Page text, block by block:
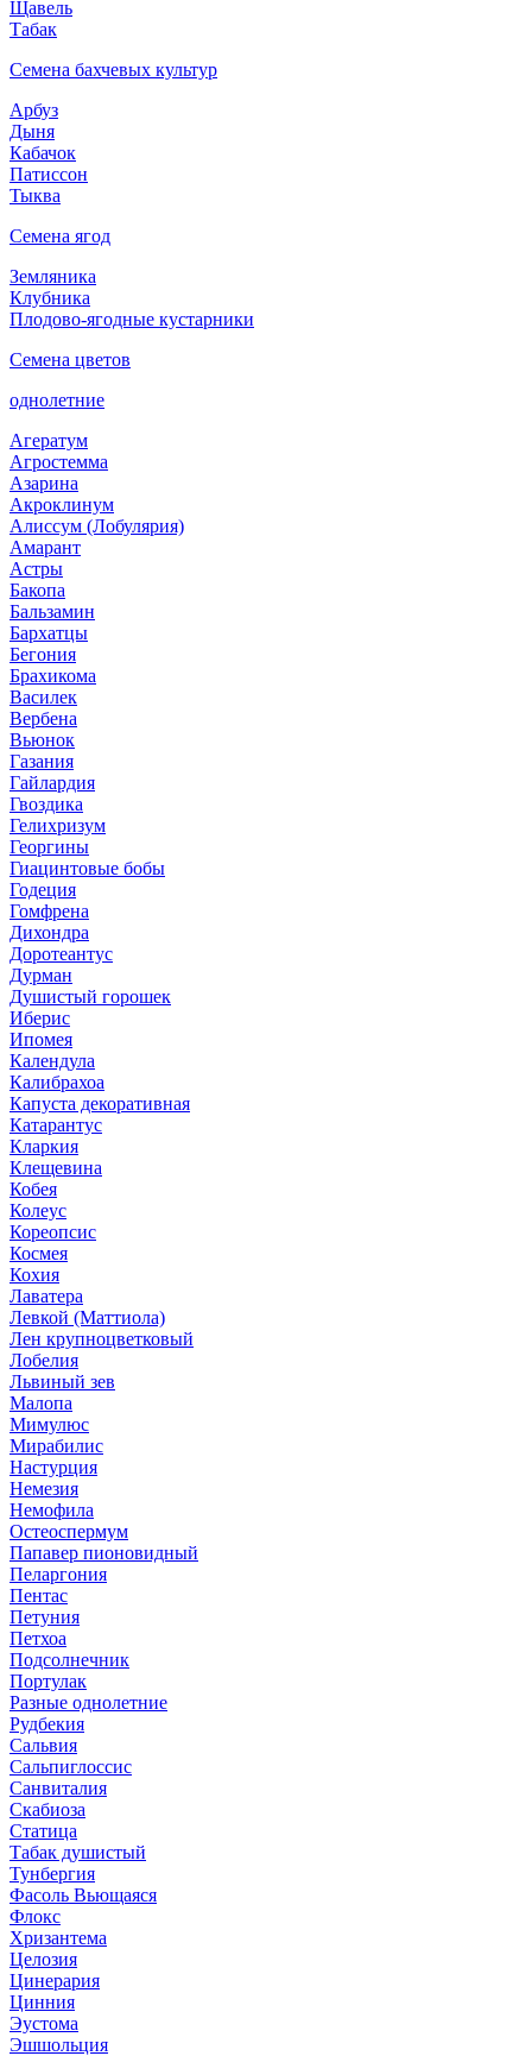
Щавель
Табак
Семена бахчевых культур
Арбуз
Дыня
Кабачок
Патиссон
Тыква
Семена ягод
Земляника
Клубника
Плодово-ягодные кустарники
Семена цветов
однолетние
Агератум
Агростемма
Азарина
Акроклинум
Алиссум (Лобулярия)
Амарант
Астры
Бакопа
Бальзамин
Бархатцы
Бегония
Брахикома
Василек
Вербена
Вьюнок
Газания
Гайлардия
Гвоздика
Гелихризум
Георгины
Гиацинтовые бобы
Годеция
Гомфрена
Дихондра
Доротеантус
Дурман
Душистый горошек
Иберис
Ипомея
Календула
Калибрахоа
Капуста декоративная
Катарантус
Кларкия
Клещевина
Кобея
Колеус
Кореопсис
Космея
Кохия
Лаватера
Левкой (Маттиола)
Лен крупноцветковый
Лобелия
Львиный зев
Малопа
Мимулюс
Мирабилис
Настурция
Немезия
Немофила
Остеоспермум
Папавер пионовидный
Пеларгония
Пентас
Петуния
Петхоа
Подсолнечник
Портулак
Разные однолетние
Рудбекия
Сальвия
Сальпиглоссис
Санвиталия
Скабиоза
Статица
Табак душистый
Тунбергия
Фасоль Вьющаяся
Флокс
Хризантема
Целозия
Цинерария
Цинния
Эустома
Эшшольция